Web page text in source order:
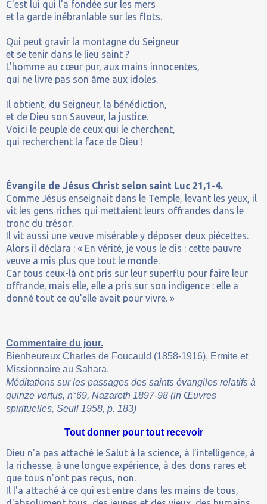
C'est lui qui l'a fondée sur les mers
et la garde inébranlable sur les flots.
Qui peut gravir la montagne du Seigneur
et se tenir dans le lieu saint ?
L'homme au cœur pur, aux mains innocentes,
qui ne livre pas son âme aux idoles.
Il obtient, du Seigneur, la bénédiction,
et de Dieu son Sauveur, la justice.
Voici le peuple de ceux qui le cherchent,
qui recherchent la face de Dieu !
Évangile de Jésus Christ selon saint Luc 21,1-4.
Comme Jésus enseignait dans le Temple, levant les yeux, il
vit les gens riches qui mettaient leurs offrandes dans le
tronc du trésor.
Il vit aussi une veuve misérable y déposer deux piécettes.
Alors il déclara : « En vérité, je vous le dis : cette pauvre
veuve a mis plus que tout le monde.
Car tous ceux-là ont pris sur leur superflu pour faire leur
offrande, mais elle, elle a pris sur son indigence : elle a
donné tout ce qu'elle avait pour vivre. »
Commentaire du jour.
Bienheureux Charles de Foucauld (1858-1916), Ermite et
Missionnaire au Sahara.
Méditations sur les passages des saints évangiles relatifs à
quinze vertus, n°69, Nazareth 1897-98 (in Œuvres
spirituelles, Seuil 1958, p. 183)
Tout donner pour tout recevoir
Dieu n'a pas attaché le Salut à la science, à l'intelligence, à
la richesse, à une longue expérience, à des dons rares et
que tous n'ont pas reçus, non.
Il l'a attaché à ce qui est entre dans les mains de tous,